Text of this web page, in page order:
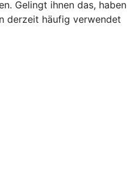
Gelingt ihnen das, haben
derzeit häufig verwendet